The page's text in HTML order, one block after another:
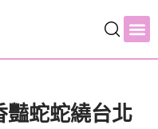
豔蛇蛇繞台北